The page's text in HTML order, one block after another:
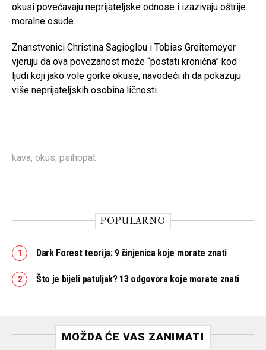
okusi povećavaju neprijateljske odnose i izazivaju oštrije
moralne osude.
Znanstvenici Christina Sagioglou i Tobias Greitemeyer
vjeruju da ova povezanost može “postati kronična” kod
ljudi koji jako vole gorke okuse, navodeći ih da pokazuju
više neprijateljskih osobina ličnosti.
kava, okus, psihopat
POPULARNO
Dark Forest teorija: 9 činjenica koje morate znati
Što je bijeli patuljak? 13 odgovora koje morate znati
MOŽDA ĆE VAS ZANIMATI